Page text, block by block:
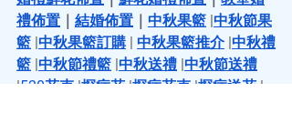
禮佈置 ｜ 結婚佈置 ｜ 中秋果籃 |中秋節果
籃 |中秋果籃訂購 | 中秋果籃推介 |中秋禮
籃 |中秋節禮籃 |中秋送禮 |中秋節送禮
|520花束 |探病花 |探病花束 |探病送花 |